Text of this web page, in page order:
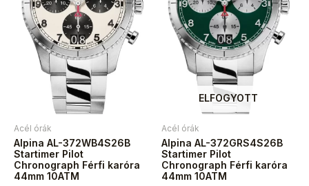
Acél órák
Alpina AL-372WB4S26B
Startimer Pilot
Chronograph Férfi karóra
44mm 10ATM
ELFOGYOTT
Acél órák
Alpina AL-372GRS4S26B
Startimer Pilot
Chronograph Férfi karóra
44mm 10ATM